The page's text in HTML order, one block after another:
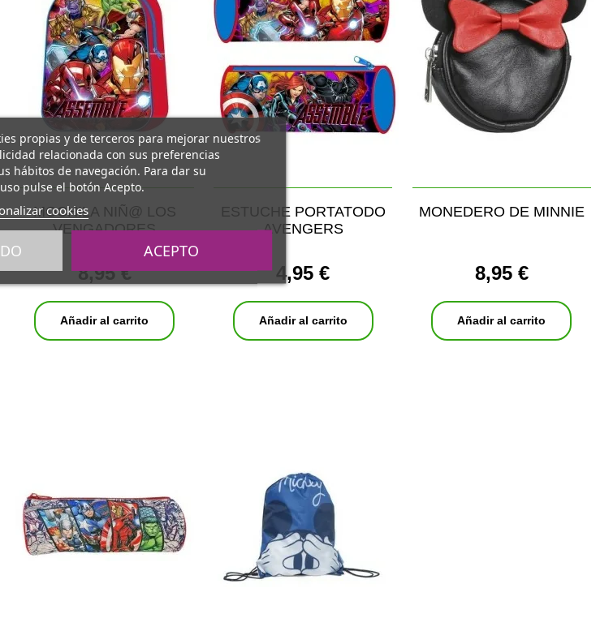
MOCHILA NIÑ@ LOS
VENGADORES
8,95 €
Añadir al carrito
ESTUCHE PORTATODO
AVENGERS
4,95 €
Añadir al carrito
MONEDERO DE MINNIE
8,95 €
Añadir al carrito
propias y de terceros para mejorar nuestros
relacionada con sus preferencias
hábitos de navegación. Para dar su
pulse el botón Acepto.
cookies
ACEPTO